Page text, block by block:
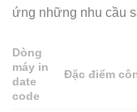
ứng những nhu cầu
Dòng
máy in
date
code
Đặc điểm